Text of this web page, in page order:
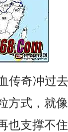
传奇冲过
方式，就
也支撑不